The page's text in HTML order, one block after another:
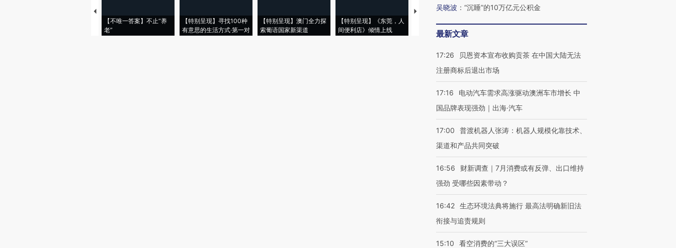
【不唯一答案】不止“养
老”
【特别呈现】寻找100种
有意思的生活方式·第一对
【特别呈现】澳门全力探
索葡语国家新渠道
【特别呈现】《东莞，人
间便利店》倾情上线
【推广】走进第四届链博
吴晓波 ： “沉睡”的10万亿元公积金
最新文章
17:26
贝恩资本宣布收购贡茶 在中国大陆无法
注册商标后退出市场
17:16
电动汽车需求高涨驱动澳洲车市增长 中
国品牌表现强劲｜出海·汽车
17:00
普渡机器人张涛：机器人规模化靠技术、
渠道和产品共同突破
16:56
财新调查｜7月消费或有反弹、出口维持
强劲 受哪些因素带动？
16:42 生态环境法典将施行 最高法明确新旧法
衔接与追责规则
15:10 看空消费的“三大误区”